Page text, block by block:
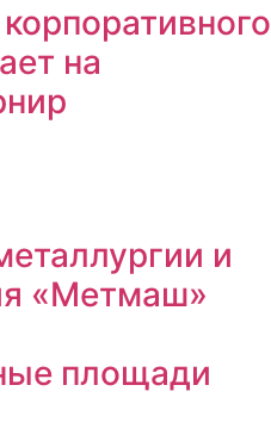
на
и
«Метмаш»
площади